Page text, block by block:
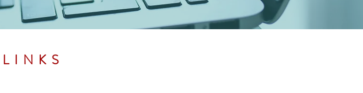
LINKS